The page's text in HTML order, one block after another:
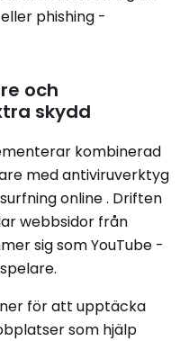
phishing -
och
skydd
kombinerad
med antiviruverktyg
online . Driften
webbsidor från
sig som YouTube -
för att upptäcka
som hjälp